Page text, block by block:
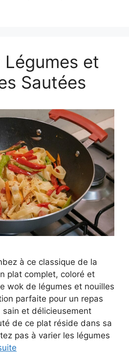
Légumes et
Sautées
à ce classique de la
plat complet, coloré et
wok de légumes et nouilles
parfaite pour un repas
et délicieusement
de ce plat réside dans sa
pas à varier les légumes